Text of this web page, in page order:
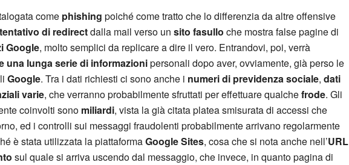
come phishing poiché come tratto che lo differenzia da altre offensive
tentativo di redirectdalla mail verso un sito fasullo che mostra false pagine di
Google, molto semplici da replicare a dire il vero. Entrandovi, poi, verrà
una lunga serie di informazionipersonali dopo aver, ovviamente, già perso le
Google. Tra i dati richiesti ci sono anche i numeri di previdenza sociale, dati
varie, che verranno probabilmente sfruttati per effettuare qualchefrode. Gli
coinvolti sono miliardi, vista la già citata platea smisurata di accessi che
ed i controlli sui messaggi fraudolenti probabilmente arrivano regolarmente
è stata utilizzata la piattaformaGoogle Sites, cosa che si nota anche nell’URL
sul quale si arriva uscendo dal messaggio, che invece, in quanto pagina di